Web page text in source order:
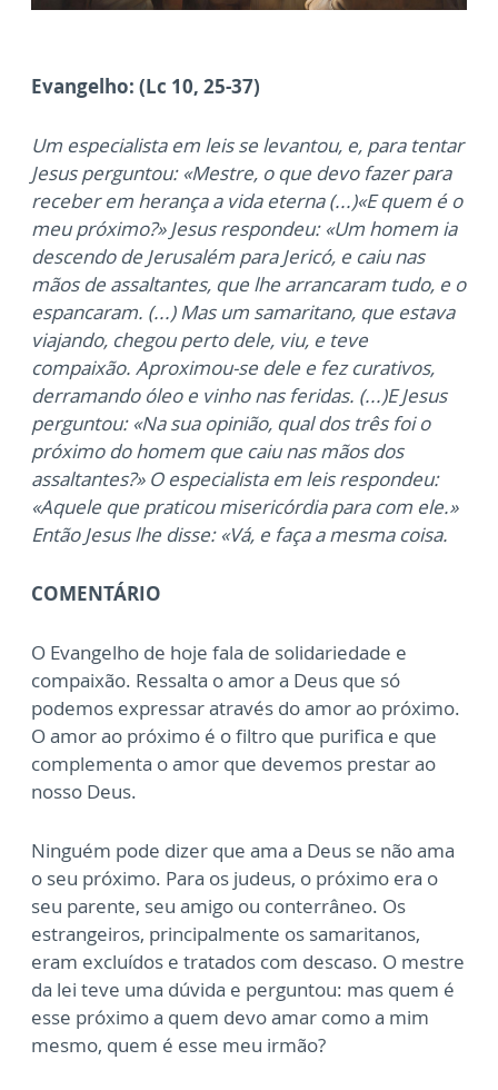
Evangelho: (Lc 10, 25-37)
Um especialista em leis se levantou, e, para tentar
Jesus perguntou: «Mestre, o que devo fazer para
receber em herança a vida eterna (...)«E quem é o
meu próximo?» Jesus respondeu: «Um homem ia
descendo de Jerusalém para Jericó, e caiu nas
mãos de assaltantes, que lhe arrancaram tudo, e o
espancaram. (...) Mas um samaritano, que estava
viajando, chegou perto dele, viu, e teve
compaixão. Aproximou-se dele e fez curativos,
derramando óleo e vinho nas feridas. (...)E Jesus
perguntou: «Na sua opinião, qual dos três foi o
próximo do homem que caiu nas mãos dos
assaltantes?» O especialista em leis respondeu:
«Aquele que praticou misericórdia para com ele.»
Então Jesus lhe disse: «Vá, e faça a mesma coisa.
COMENTÁRIO
O Evangelho de hoje fala de solidariedade e
compaixão. Ressalta o amor a Deus que só
podemos expressar através do amor ao próximo.
O amor ao próximo é o filtro que purifica e que
complementa o amor que devemos prestar ao
nosso Deus.
Ninguém pode dizer que ama a Deus se não ama
o seu próximo. Para os judeus, o próximo era o
seu parente, seu amigo ou conterrâneo. Os
estrangeiros, principalmente os samaritanos,
eram excluídos e tratados com descaso. O mestre
da lei teve uma dúvida e perguntou: mas quem é
esse próximo a quem devo amar como a mim
mesmo, quem é esse meu irmão?